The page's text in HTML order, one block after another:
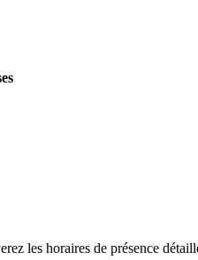
les horaires de présence